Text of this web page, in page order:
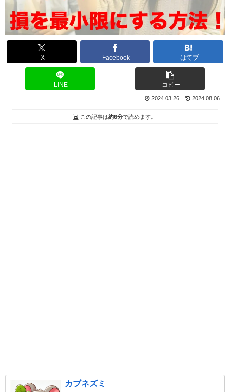
X Facebook はてブ
LINE コピー
2024.03.26 2024.08.06
この記事は約6分で読めます。
カブネズミ